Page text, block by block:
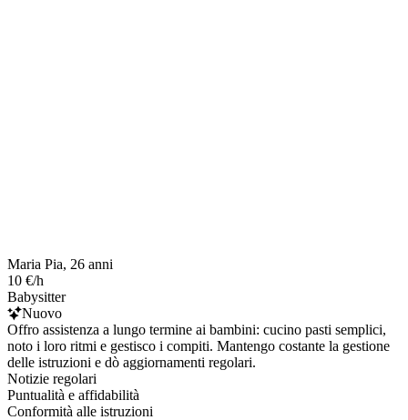
Maria Pia, 26 anni
10 €/h
Babysitter
Nuovo
Offro assistenza a lungo termine ai bambini: cucino pasti semplici,
noto i loro ritmi e gestisco i compiti. Mantengo costante la gestione
delle istruzioni e dò aggiornamenti regolari.
Notizie regolari
Puntualità e affidabilità
Conformità alle istruzioni